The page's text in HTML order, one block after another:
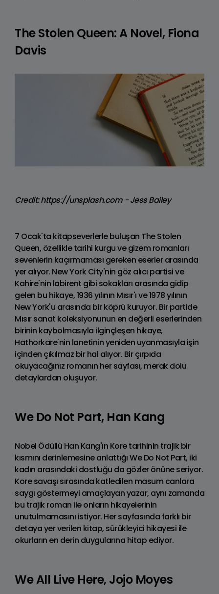
The Stolen Queen: A Novel, Fiona
Davis
Credit: https://unsplash.com - Jess Bailey
7 Ocak'ta kitapseverlerle buluşan The Stolen
Queen, özellikle tarihi kurgu ve gizem romanları
sevenlerin kaçırmaması gereken eserler arasında
yer alıyor. New York City'nin göz alıcı partisi ve
Kahire'nin labirent gibi sokakları arasında gidip
gelen bu hikaye, 1936 yılının Mısır'ı ve 1978 yılının
New York'u arasında bir köprü kuruyor. Bir partide
Mısır sanat koleksiyonunun en değerli eserlerinden
birinin kaybolmasıyla ilginçleşen hikaye,
Hathorkare'nin lanetinin yeniden uyanmasıyla işin
içinden çıkılmaz bir hal alıyor. Bir çırpıda
okuyacağınız romanın her sayfası, merak dolu
detaylardan oluşuyor.
We Do Not Part, Han Kang
Nobel Ödüllü Han Kang'ın Kore tarihinin trajik bir
kısmını derinlemesine anlattığı We Do Not Part, iki
kadın arasındaki dostluğu da gözler önüne seriyor.
Kore savaşı sırasında katledilen masum canlara
saygı göstermeyi amaçlayan yazar, aynı zamanda
bu trajik roman ile onların hikayelerinin
unutulmamasını istiyor. Her sayfasında farklı bir
detaya yer verilen kitap, sürükleyici hikayesi ile
okurların en derin duygularına hitap ediyor.
We All Live Here, Jojo Moyes